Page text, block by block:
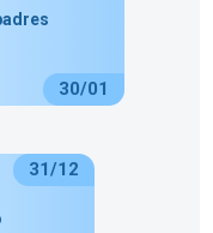
30/01
31/12